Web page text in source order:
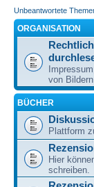
Unbeantwortete
ORGANISATION
von
BÜCHER
Plattform
Hier
schreiben.